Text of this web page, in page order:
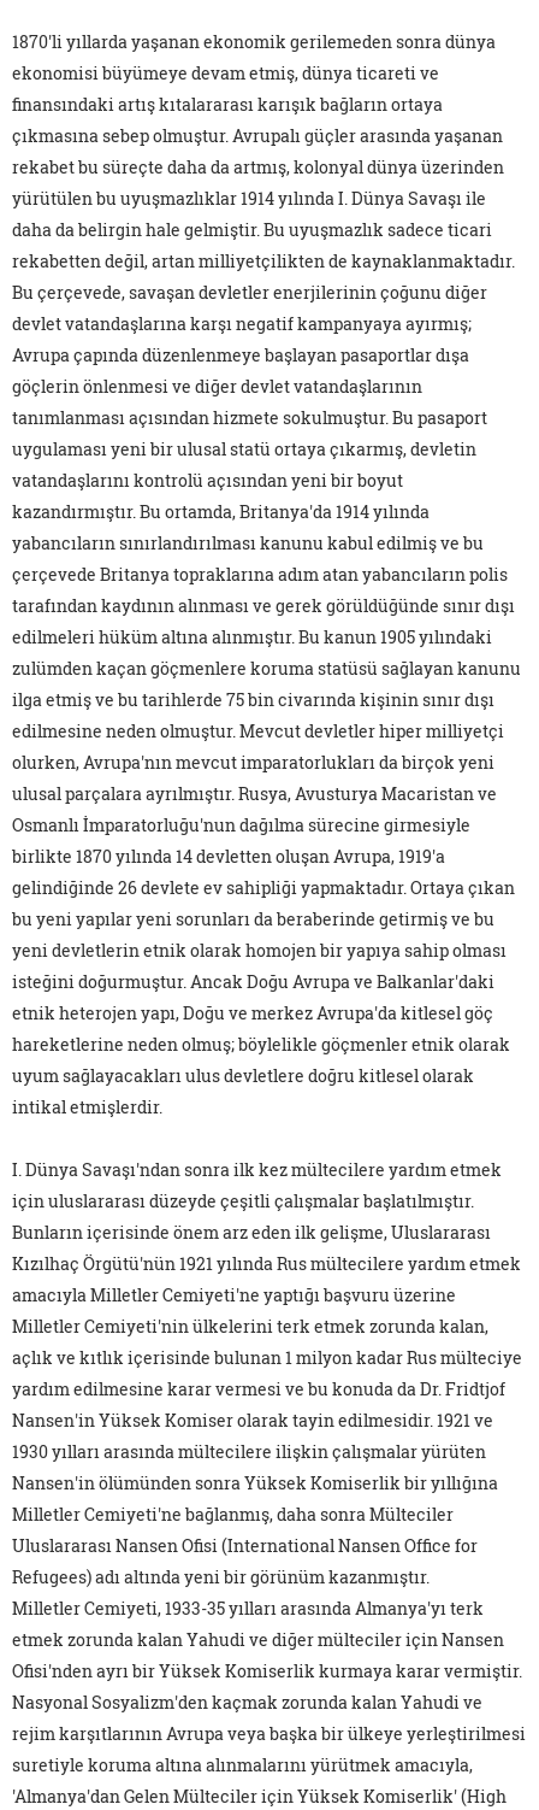
1870'li yıllarda yaşanan ekonomik gerilemeden sonra dünya
ekonomisi büyümeye devam etmiş, dünya ticareti ve
finansındaki artış kıtalararası karışık bağların ortaya
çıkmasına sebep olmuştur. Avrupalı güçler arasında yaşanan
rekabet bu süreçte daha da artmış, kolonyal dünya üzerinden
yürütülen bu uyuşmazlıklar 1914 yılında I. Dünya Savaşı ile
daha da belirgin hale gelmiştir. Bu uyuşmazlık sadece ticari
rekabetten değil, artan milliyetçilikten de kaynaklanmaktadır.
Bu çerçevede, savaşan devletler enerjilerinin çoğunu diğer
devlet vatandaşlarına karşı negatif kampanyaya ayırmış;
Avrupa çapında düzenlenmeye başlayan pasaportlar dışa
göçlerin önlenmesi ve diğer devlet vatandaşlarının
tanımlanması açısından hizmete sokulmuştur. Bu pasaport
uygulaması yeni bir ulusal statü ortaya çıkarmış, devletin
vatandaşlarını kontrolü açısından yeni bir boyut
kazandırmıştır. Bu ortamda, Britanya'da 1914 yılında
yabancıların sınırlandırılması kanunu kabul edilmiş ve bu
çerçevede Britanya topraklarına adım atan yabancıların polis
tarafından kaydının alınması ve gerek görüldüğünde sınır dışı
edilmeleri hüküm altına alınmıştır. Bu kanun 1905 yılındaki
zulümden kaçan göçmenlere koruma statüsü sağlayan kanunu
ilga etmiş ve bu tarihlerde 75 bin civarında kişinin sınır dışı
edilmesine neden olmuştur. Mevcut devletler hiper milliyetçi
olurken, Avrupa'nın mevcut imparatorlukları da birçok yeni
ulusal parçalara ayrılmıştır. Rusya, Avusturya Macaristan ve
Osmanlı İmparatorluğu'nun dağılma sürecine girmesiyle
birlikte 1870 yılında 14 devletten oluşan Avrupa, 1919'a
gelindiğinde 26 devlete ev sahipliği yapmaktadır. Ortaya çıkan
bu yeni yapılar yeni sorunları da beraberinde getirmiş ve bu
yeni devletlerin etnik olarak homojen bir yapıya sahip olması
isteğini doğurmuştur. Ancak Doğu Avrupa ve Balkanlar'daki
etnik heterojen yapı, Doğu ve merkez Avrupa'da kitlesel göç
hareketlerine neden olmuş; böylelikle göçmenler etnik olarak
uyum sağlayacakları ulus devletlere doğru kitlesel olarak
intikal etmişlerdir.
I. Dünya Savaşı'ndan sonra ilk kez mültecilere yardım etmek
için uluslararası düzeyde çeşitli çalışmalar başlatılmıştır.
Bunların içerisinde önem arz eden ilk gelişme, Uluslararası
Kızılhaç Örgütü'nün 1921 yılında Rus mültecilere yardım etmek
amacıyla Milletler Cemiyeti'ne yaptığı başvuru üzerine
Milletler Cemiyeti'nin ülkelerini terk etmek zorunda kalan,
açlık ve kıtlık içerisinde bulunan 1 milyon kadar Rus mülteciye
yardım edilmesine karar vermesi ve bu konuda da Dr. Fridtjof
Nansen'in Yüksek Komiser olarak tayin edilmesidir. 1921 ve
1930 yılları arasında mültecilere ilişkin çalışmalar yürüten
Nansen'in ölümünden sonra Yüksek Komiserlik bir yıllığına
Milletler Cemiyeti'ne bağlanmış, daha sonra Mülteciler
Uluslararası Nansen Ofisi (International Nansen Office for
Refugees) adı altında yeni bir görünüm kazanmıştır.
Milletler Cemiyeti, 1933-35 yılları arasında Almanya'yı terk
etmek zorunda kalan Yahudi ve diğer mülteciler için Nansen
Ofisi'nden ayrı bir Yüksek Komiserlik kurmaya karar vermiştir.
Nasyonal Sosyalizm'den kaçmak zorunda kalan Yahudi ve
rejim karşıtlarının Avrupa veya başka bir ülkeye yerleştirilmesi
suretiyle koruma altına alınmalarını yürütmek amacıyla,
'Almanya'dan Gelen Mülteciler için Yüksek Komiserlik' (High